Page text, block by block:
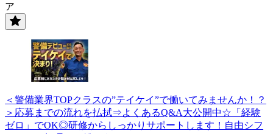
ア
＜警備業界TOPクラスの”テイケイ”で働いてみませんか！？
＞応募までの流れを払拭⇒よくあるQ&A大公開中☆「経験
ゼロ」でOK◎研修からしっかりサポートします！自由シフ